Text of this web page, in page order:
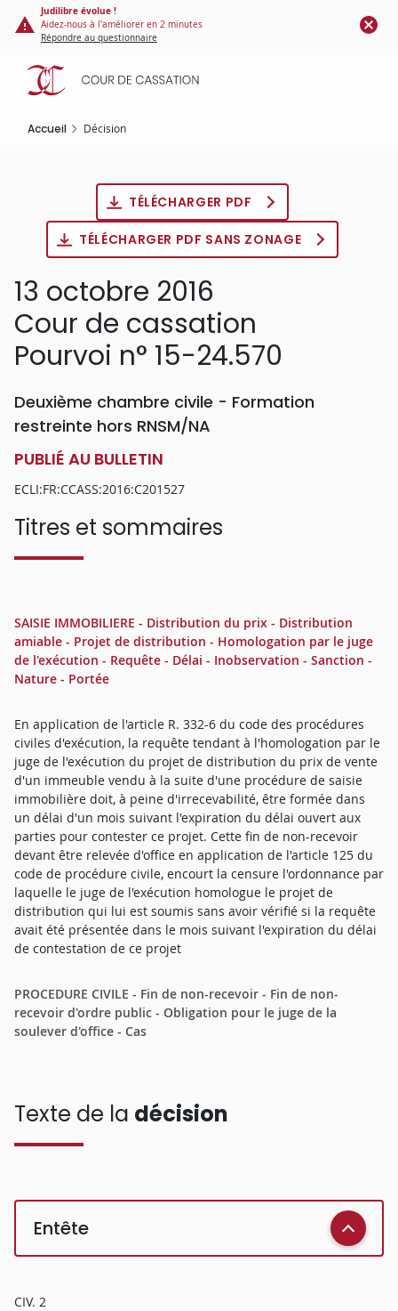
Panneau de gestion des cookies
contenu
principal
Judilibre évolue !
Aidez-nous à l'améliorer en 2 minutes
Répondre au questionnaire
Accueil Décision
TÉLÉCHARGER PDF
TÉLÉCHARGER PDF SANS ZONAGE
13 octobre 2016
Cour de cassation
Pourvoi n° 15-24.570
Deuxième chambre civile - Formation
restreinte hors RNSM/NA
PUBLIÉ AU BULLETIN
ECLI:FR:CCASS:2016:C201527
Titres et sommaires
SAISIE IMMOBILIERE - Distribution du prix - Distribution
amiable - Projet de distribution - Homologation par le juge
de l'exécution - Requête - Délai - Inobservation - Sanction -
Nature - Portée
En application de l'article R. 332-6 du code des procédures
civiles d'exécution, la requête tendant à l'homologation par le
juge de l'exécution du projet de distribution du prix de vente
d'un immeuble vendu à la suite d'une procédure de saisie
immobilière doit, à peine d'irrecevabilité, être formée dans
un délai d'un mois suivant l'expiration du délai ouvert aux
parties pour contester ce projet. Cette fin de non-recevoir
devant être relevée d'office en application de l'article 125 du
code de procédure civile, encourt la censure l'ordonnance par
laquelle le juge de l'exécution homologue le projet de
distribution qui lui est soumis sans avoir vérifié si la requête
avait été présentée dans le mois suivant l'expiration du délai
de contestation de ce projet
PROCEDURE CIVILE - Fin de non-recevoir - Fin de non-
recevoir d'ordre public - Obligation pour le juge de la
soulever d'office - Cas
Texte de la décision
Entête
CIV. 2